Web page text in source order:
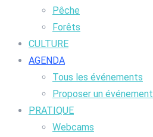
Pêche
Forêts
CULTURE
AGENDA
Tous les événements
Proposer un événement
PRATIQUE
Webcams